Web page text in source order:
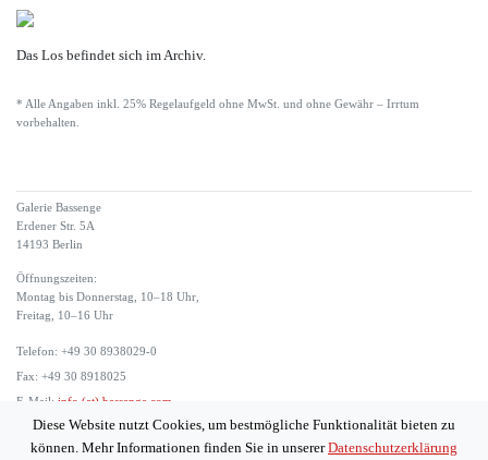
Das Los befindet sich im Archiv.
* Alle Angaben inkl. 25% Regelaufgeld ohne MwSt. und ohne Gewähr – Irrtum
vorbehalten.
Galerie Bassenge
Erdener Str. 5A
14193 Berlin
Öffnungszeiten:
Montag bis Donnerstag, 10–18 Uhr,
Freitag, 10–16 Uhr
Telefon: +49 30 8938029-0
Fax: +49 30 8918025
E-Mail: info (at) bassenge.com
Diese Website nutzt Cookies, um bestmögliche Funktionalität bieten zu
können. Mehr Informationen finden Sie in unsererDatenschutzerklärung